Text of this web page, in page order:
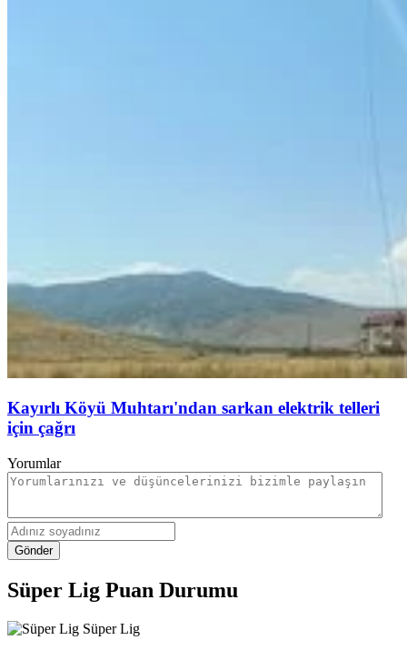
Kayırlı Köyü Muhtarı'ndan sarkan elektrik telleri
için çağrı
Yorumlar
Gönder
Süper Lig Puan Durumu
Süper Lig